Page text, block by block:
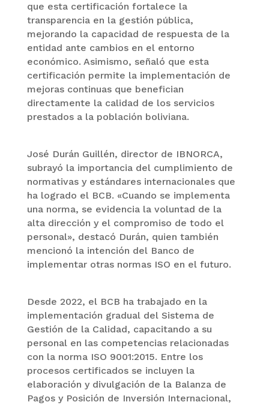
que esta certificación fortalece la
transparencia en la gestión pública,
mejorando la capacidad de respuesta de la
entidad ante cambios en el entorno
económico. Asimismo, señaló que esta
certificación permite la implementación de
mejoras continuas que benefician
directamente la calidad de los servicios
prestados a la población boliviana.
José Durán Guillén, director de IBNORCA,
subrayó la importancia del cumplimiento de
normativas y estándares internacionales que
ha logrado el BCB. «Cuando se implementa
una norma, se evidencia la voluntad de la
alta dirección y el compromiso de todo el
personal», destacó Durán, quien también
mencionó la intención del Banco de
implementar otras normas ISO en el futuro.
Desde 2022, el BCB ha trabajado en la
implementación gradual del Sistema de
Gestión de la Calidad, capacitando a su
personal en las competencias relacionadas
con la norma ISO 9001:2015. Entre los
procesos certificados se incluyen la
elaboración y divulgación de la Balanza de
Pagos y Posición de Inversión Internacional,